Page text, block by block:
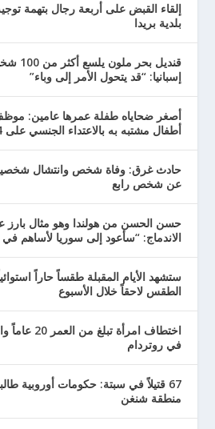
إلقاء القبض على أربعة رجال بتهمة
بلدية بريدا
قنديل
إسبانيا: “قد يتحول الأمر إلى وباء”
أصغر ضحاياه طفلة عمرها عامين:
أطفال مشتبه به بالاعتداء الجنسي على 14 طفل
حادث غرق: وفاة شخص وانتشال شخصين
عن شخص رابع
حسن الحسن من هولندا وهو مثال
الاندماج: “سأعود إلى سوريا لأساهم في
ستشهد الأيام المقبلة طقساً حاراً
الطقس لاحقاً خلال الأسبوع
اختطاف امرأة
في روتردام
67 قتيلاً في سبتة: حكومات أوروبية
منطقة شنغن